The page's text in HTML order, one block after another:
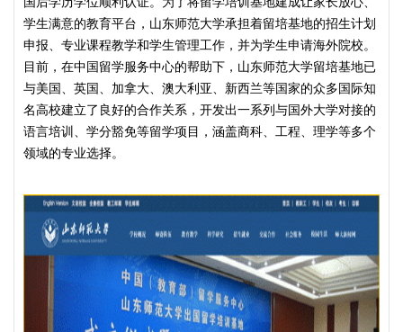
学生满意的教育平台，山东师范大学承担着留培基地的招生计划
申报、专业课程教学和学生管理工作，并为学生申请海外院校。
目前，在中国留学服务中心的帮助下，山东师范大学留培基地已
与美国、英国、加拿大、澳大利亚、新西兰等国家的众多国际知
名高校建立了良好的合作关系，开发出一系列与国外大学对接的
语言培训、学分豁免等留学项目，涵盖商科、工程、理学等多个
领域的专业选择。